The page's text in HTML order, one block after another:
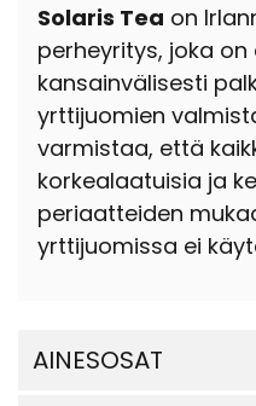
Solaris Tea on
perheyritys, joka on
kansainvälisesti
yrttijuomien
varmistaa, että
korkealaatuisia ja
periaatteiden
yrttijuomissa ei
AINESOSAT